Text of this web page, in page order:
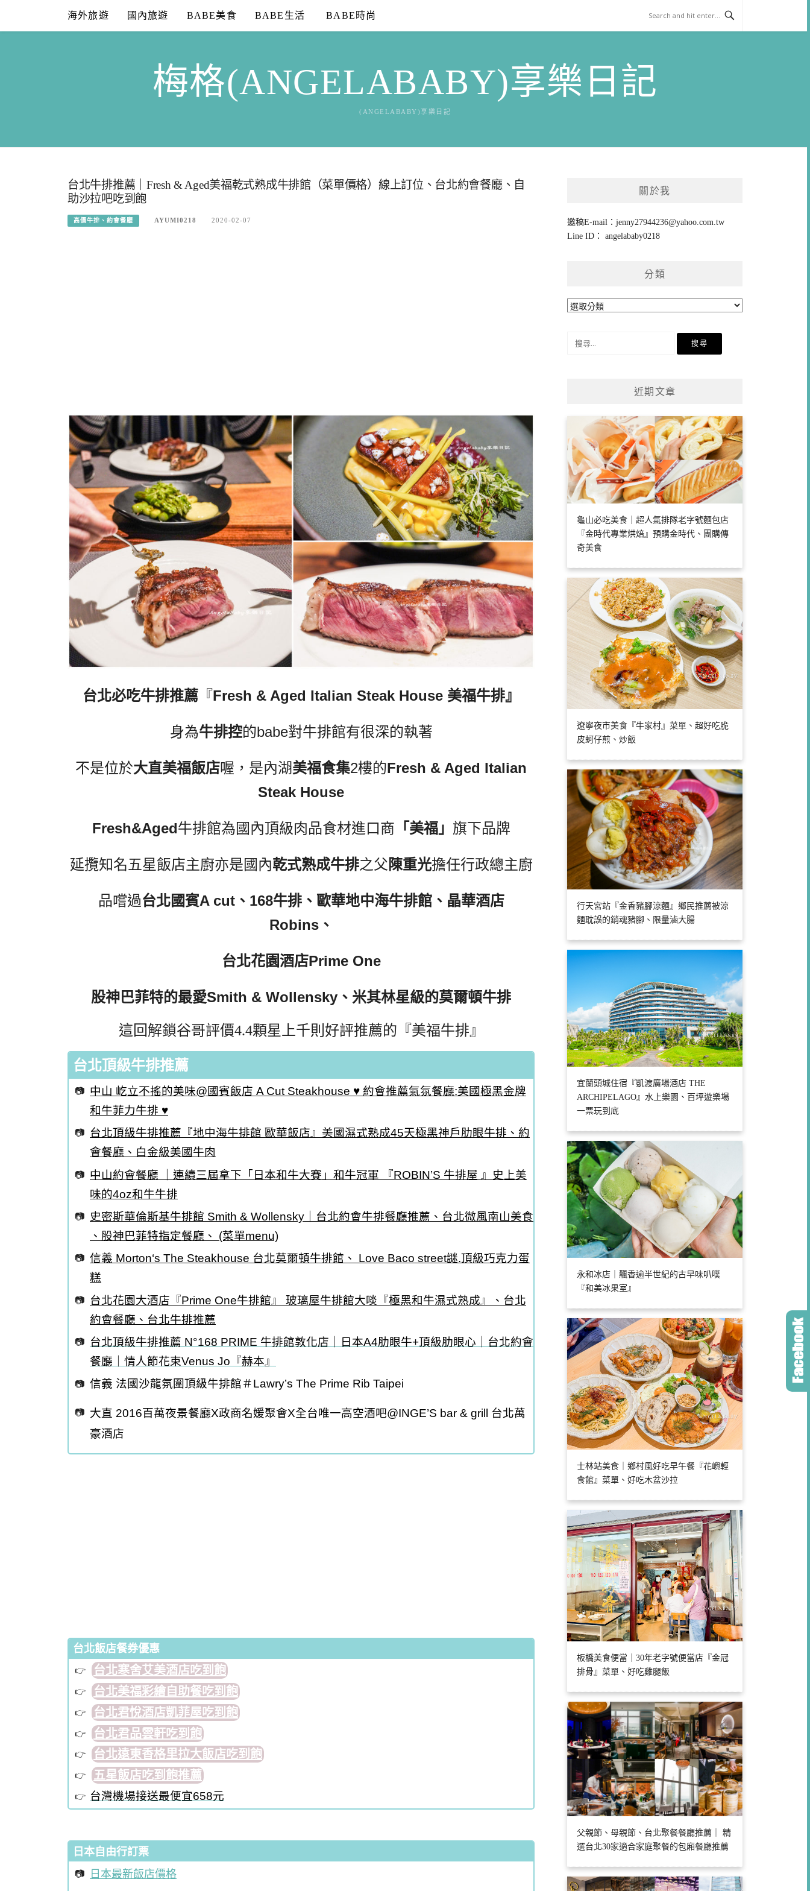
content
海外旅遊 國內旅遊 BABE美食 BABE生活 BABE時尚
梅格(ANGELABABY)享樂日記
(ANGELABABY)享樂日記
台北牛排推薦｜Fresh & Aged美福乾式熟成牛排館（菜單價格）線上訂位、台北約會餐廳、自
助沙拉吧吃到飽
高價牛排、約會餐廳 AYUMI0218 2020-02-07
台北必吃牛排推薦 『Fresh & Aged Italian Steak House 美福牛排』
身為牛排控的babe對牛排館有很深的執著
不是位於大直美福飯店喔，是內湖美福食集2樓的Fresh & Aged Italian
Steak House
Fresh&Aged牛排館為國內頂級肉品食材進口商 「美福」 旗下品牌
延攬知名五星飯店主廚亦是國內乾式熟成牛排之父陳重光擔任行政總主廚
品嚐過台北國賓A cut、168牛排、歐華地中海牛排館、晶華酒店
Robins、
台北花園酒店Prime One
股神巴菲特的最愛Smith & Wollensky、米其林星級的莫爾頓牛排
這回解鎖谷哥評價4.4顆星上千則好評推薦的『美福牛排』
台北頂級牛排推薦
中山 屹立不搖的美味@國賓飯店 A Cut Steakhouse ♥ 約會推薦氣氛餐廳:美國極黑金牌
和牛菲力牛排 ♥
台北頂級牛排推薦『地中海牛排館 歐華飯店』美國濕式熟成45天極黑神戶肋眼牛排、約
會餐廳、白金級美國牛肉
中山約會餐廳 ｜連續三屆拿下「日本和牛大賽」和牛冠軍 『ROBIN’S 牛排屋 』史上美
味的4oz和牛牛排
史密斯華倫斯基牛排館 Smith & Wollensky｜台北約會牛排餐廳推薦、台北微風南山美食
、股神巴菲特指定餐廳、 (菜單menu)
信義 Morton‘s The Steakhouse 台北莫爾頓牛排館、 Love Baco street謎.頂級巧克力蛋
糕
台北花園大酒店『Prime One牛排館』 玻璃屋牛排館大啖『極黑和牛濕式熟成』、台北
約會餐廳、台北牛排推薦
台北頂級牛排推薦 N°168 PRIME 牛排館敦化店｜日本A4肋眼牛+頂級肋眼心｜台北約會
餐廳｜情人節花束Venus Jo『赫本』
信義 法國沙龍氛圍頂級牛排館＃Lawry’s The Prime Rib Taipei
大直 2016百萬夜景餐廳X政商名媛聚會X全台唯一高空酒吧@INGE’S bar & grill 台北萬
豪酒店
台北飯店餐券優惠
台北寒舍艾美酒店吃到飽
台北美福彩繪自助餐吃到飽
台北君悅酒店凱菲屋吃到飽
台北君品雲軒吃到飽
台北遠東香格里拉大飯店吃到飽
五星飯店吃到飽推薦
台灣機場接送最便宜658元
日本自由行訂票
日本最新飯店價格
關於我
邀稿E-mail：jenny27944236@yahoo.com.tw
Line ID： angelababy0218
分類
分
近期文章
龜山必吃美食｜超人氣排隊老字號麵包店
『金時代專業烘焙』預購金時代、團購傳
奇美食
遼寧夜市美食『牛家村』菜單、超好吃脆
皮蚵仔煎、炒飯
行天宮站『金香豬腳涼麵』鄉民推薦被涼
麵耽誤的銷魂豬腳、限量滷大腸
宜蘭頭城住宿『凱渡廣場酒店 THE
ARCHIPELAGO』水上樂園、百坪遊樂場
一票玩到底
永和冰店｜飄香逾半世紀的古早味叭噗
『和美冰果室』
士林站美食｜鄉村風好吃早午餐『花嶼輕
食館』菜單、好吃木盆沙拉
板橋美食便當｜30年老字號便當店『金冠
排骨』菜單、好吃雞腿飯
父親節、母親節、台北聚餐餐廳推薦｜ 精
選台北30家適合家庭聚餐的包廂餐廳推薦